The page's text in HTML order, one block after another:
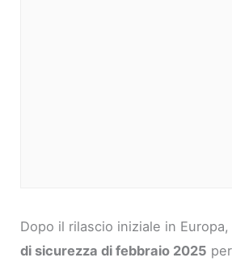
Dopo il rilascio iniziale in Europa,
di sicurezza di febbraio 2025